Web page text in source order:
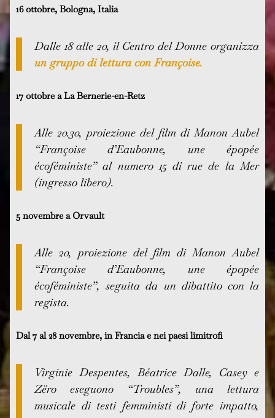
16 ottobre, Bologna, Italia
Dalle 18 alle 20, il Centro del Donne organizza
un gruppo di lettura con Françoise.
17 ottobre a La Bernerie-en-Retz
Alle 20.30, proiezione del film di Manon Aubel
“Françoise d’Eaubonne, une épopée
écoféministe” al numero 15 di rue de la Mer
(ingresso libero).
5 novembre a Orvault
Alle 20, proiezione del film di Manon Aubel
“Françoise d’Eaubonne, une épopée
écoféministe”, seguita da un dibattito con la
regista.
Dal 7 al 28 novembre, in Francia e nei paesi limitrofi
Virginie Despentes, Béatrice Dalle, Casey e
Zëro eseguono “Troubles”, una lettura
musicale di testi femministi di forte impatto,